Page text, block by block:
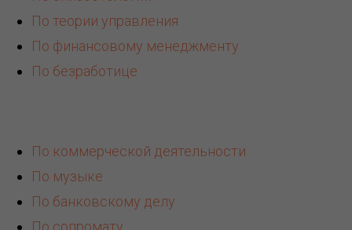
По теории управления
По финансовому менеджменту
По безработице
По коммерческой деятельности
По музыке
По банковскому делу